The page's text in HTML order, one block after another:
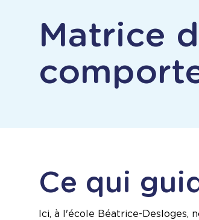
Matrice
Ce qui
Ici, à l'école Béatrice-Desloges,